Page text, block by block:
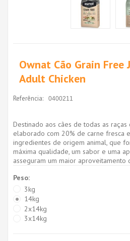
Ownat Cão Grain Free
Adult Chicken
Referência: 0400211
Destinado aos cães de todas as raças
elaborado com 20% de carne fresca
ingredientes de origem animal, que
máxima qualidade, um sabor e uma
asseguram um maior aproveitamento
Peso:
3kg
14kg
2x14kg
3x14kg